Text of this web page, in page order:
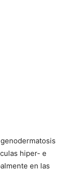
hiper- e
en las